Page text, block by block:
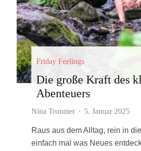
Friday Feelings
Die große Kraft des
Abenteuers
Nina Tronnier · 5. Januar 2025
Raus aus dem Alltag, rein in
einfach mal was Neues